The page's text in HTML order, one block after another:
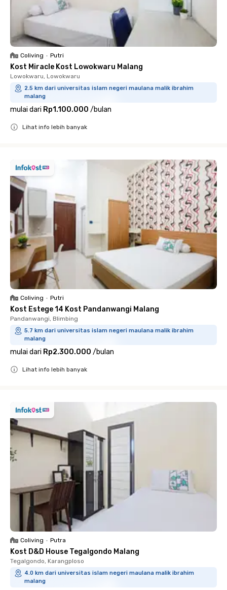
Coliving • Putri
Kost Miracle Kost Lowokwaru Malang
Lowokwaru, Lowokwaru
2.5 km dari universitas islam negeri maulana malik ibrahim
malang
mulai dari Rp1.100.000 /bulan
Lihat info lebih banyak
Coliving • Putri
Kost Estege 14 Kost Pandanwangi Malang
Pandanwangi, Blimbing
5.7 km dari universitas islam negeri maulana malik ibrahim
malang
mulai dari Rp2.300.000 /bulan
Lihat info lebih banyak
Coliving • Putra
Kost D&D House Tegalgondo Malang
Tegalgondo, Karangploso
4.0 km dari universitas islam negeri maulana malik ibrahim
malang